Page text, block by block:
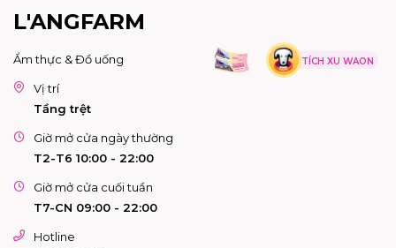
L'ANGFARM
Ẩm thực & Đồ uống TÍCH XU WAON
Vị trí
Tầng trệt
Giờ mở cửa ngày thường
T2-T6 10:00 - 22:00
Giờ mở cửa cuối tuần
T7-CN 09:00 - 22:00
Hotline